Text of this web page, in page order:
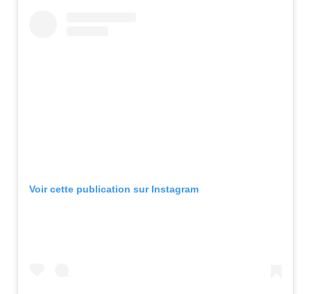
Voir cette publication sur Instagram